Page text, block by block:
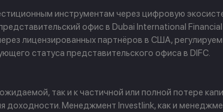
инструментам через цифровую
офис в Dubai International Financial
лицензированных партнёров в США,
статуса представительского офиса в DIFC.
так и к частичной или полной потере
доходности. Менеджмент Investlink, как и